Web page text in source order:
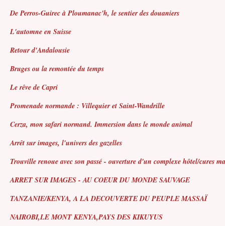
De Perros-Guirec à Ploumanac'h, le sentier des douaniers
L'automne en Suisse
Retour d'Andalousie
Bruges ou la remontée du temps
Le rêve de Capri
Promenade normande : Villequier et Saint-Wandrille
Cerza, mon safari normand. Immersion dans le monde animal
Arrêt sur images, l'univers des gazelles
Trouville renoue avec son passé - ouverture d'un complexe hôtel/cures
ARRET SUR IMAGES - AU COEUR DU MONDE SAUVAGE
TANZANIE/KENYA, A LA DECOUVERTE DU PEUPLE MASSAÏ
NAIROBI,LE MONT KENYA,PAYS DES KIKUYUS